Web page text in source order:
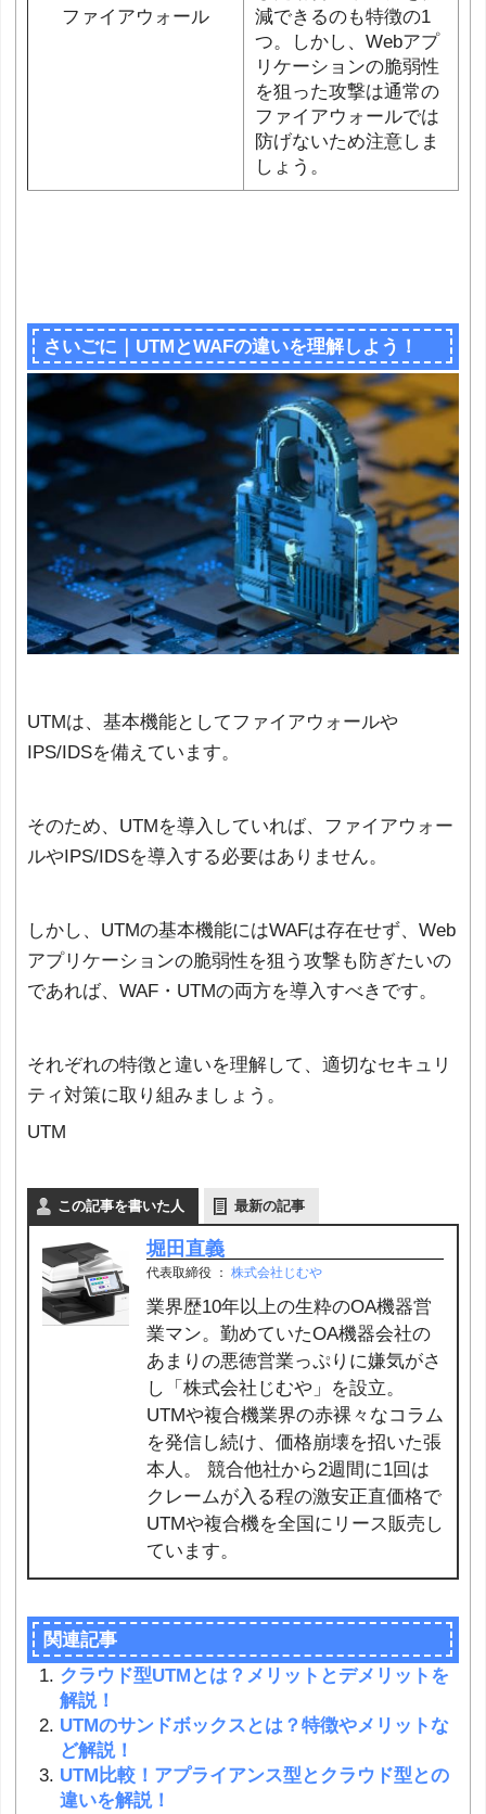
ファイアウォール
減できるのも特徴の1
つ。しかし、Webアプ
リケーションの脆弱性
を狙った攻撃は通常の
ファイアウォールでは
防げないため注意しま
しょう。
さいごに｜UTMとWAFの違いを理解しよう！
UTMは、基本機能としてファイアウォールや
IPS/IDSを備えています。
そのため、UTMを導入していれば、ファイアウォー
ルやIPS/IDSを導入する必要はありません。
しかし、UTMの基本機能にはWAFは存在せず、Web
アプリケーションの脆弱性を狙う攻撃も防ぎたいの
であれば、WAF・UTMの両方を導入すべきです。
それぞれの特徴と違いを理解して、適切なセキュリ
ティ対策に取り組みましょう。
UTM
この記事を書いた人 最新の記事
堀田直義
代表取締役 ： 株式会社じむや
業界歴10年以上の生粋のOA機器営
業マン。勤めていたOA機器会社の
あまりの悪徳営業っぷりに嫌気がさ
し「株式会社じむや」を設立。
UTMや複合機業界の赤裸々なコラム
を発信し続け、価格崩壊を招いた張
本人。 競合他社から2週間に1回は
クレームが入る程の激安正直価格で
UTMや複合機を全国にリース販売し
ています。
関連記事
クラウド型UTMとは？メリットとデメリットを
解説！
UTMのサンドボックスとは？特徴やメリットな
ど解説！
UTM比較！アプライアンス型とクラウド型との
違いを解説！